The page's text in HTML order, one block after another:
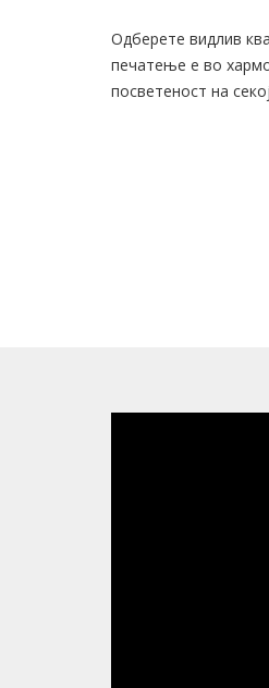
Одберете видлив
печатење е во
посветеност на